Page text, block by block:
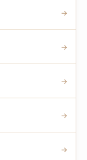
→
→
→
→
→